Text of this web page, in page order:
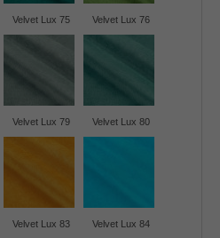
Velvet Lux 75 Velvet Lux 76
Velvet Lux 79 Velvet Lux 80
Velvet Lux 83 Velvet Lux 84